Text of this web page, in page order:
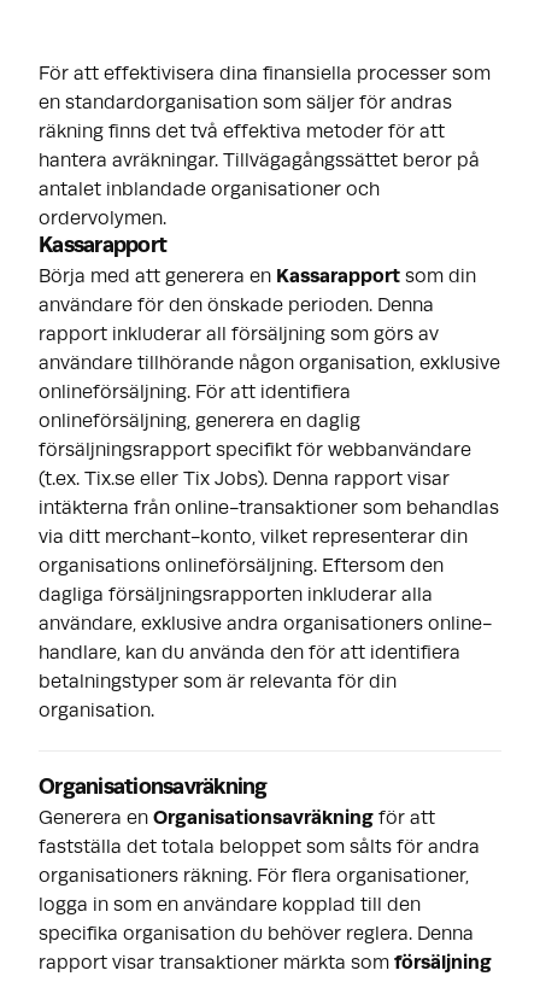
För att effektivisera dina finansiella processer som
en standardorganisation som säljer för andras
räkning finns det två effektiva metoder för att
hantera avräkningar. Tillvägagångssättet beror på
antalet inblandade organisationer och
ordervolymen.
Kassarapport
Börja med att generera en Kassarapport som din
användare för den önskade perioden. Denna
rapport inkluderar all försäljning som görs av
användare tillhörande någon organisation, exklusive
onlineförsäljning. För att identifiera
onlineförsäljning, generera en daglig
försäljningsrapport specifikt för webbanvändare
(t.ex. Tix.se eller Tix Jobs). Denna rapport visar
intäkterna från online-transaktioner som behandlas
via ditt merchant-konto, vilket representerar din
organisations onlineförsäljning. Eftersom den
dagliga försäljningsrapporten inkluderar alla
användare, exklusive andra organisationers online-
handlare, kan du använda den för att identifiera
betalningstyper som är relevanta för din
organisation.
Organisationsavräkning
Generera en Organisationsavräkning för att
fastställa det totala beloppet som sålts för andra
organisationers räkning. För flera organisationer,
logga in som en användare kopplad till den
specifika organisation du behöver reglera. Denna
rapport visar transaktioner märkta som försäljning